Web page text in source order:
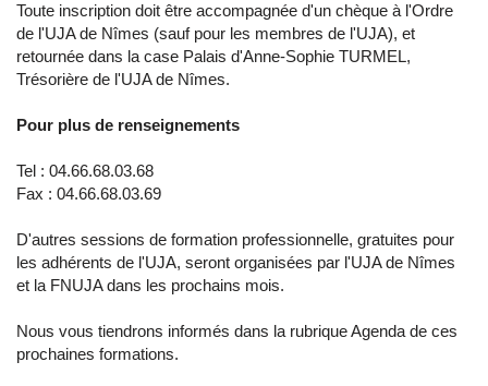
Toute inscription doit être accompagnée d'un chèque à l'Ordre
de l'UJA de Nîmes (sauf pour les membres de l'UJA), et
retournée dans la case Palais d'Anne-Sophie TURMEL,
Trésorière de l'UJA de Nîmes.
Pour plus de renseignements
Tel : 04.66.68.03.68
Fax : 04.66.68.03.69
D'autres sessions de formation professionnelle, gratuites pour
les adhérents de l'UJA, seront organisées par l'UJA de Nîmes
et la FNUJA dans les prochains mois.
Nous vous tiendrons informés dans la rubrique Agenda de ces
prochaines formations.